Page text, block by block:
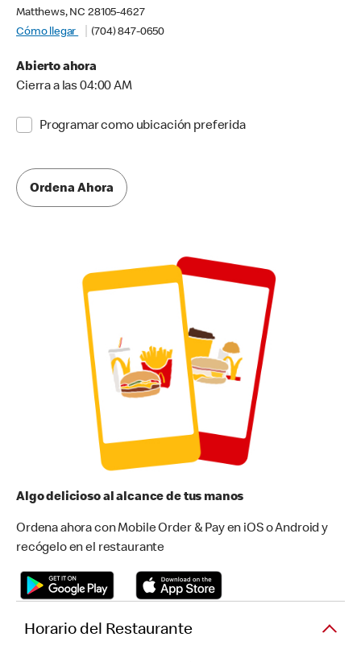
Matthews, NC 28105-4627
Cómo llegar
(704) 847-0650
Abierto ahora
Cierra a las 04:00 AM
Programar como ubicación preferida
Ordena Ahora
Algo delicioso al alcance de tus manos
Ordena ahora con Mobile Order & Pay en iOS o Android y
recógelo en el restaurante
Horario del Restaurante